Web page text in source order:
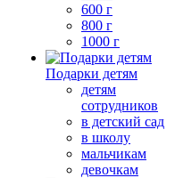
600 г
800 г
1000 г
Подарки детям
детям
сотрудников
в детский сад
в школу
мальчикам
девочкам